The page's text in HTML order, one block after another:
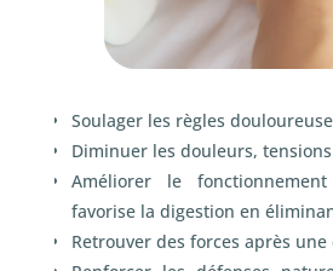
Soulager les règles
Diminuer les douleurs,
Améliorer le
favorise la digestion en
Retrouver des forces après une